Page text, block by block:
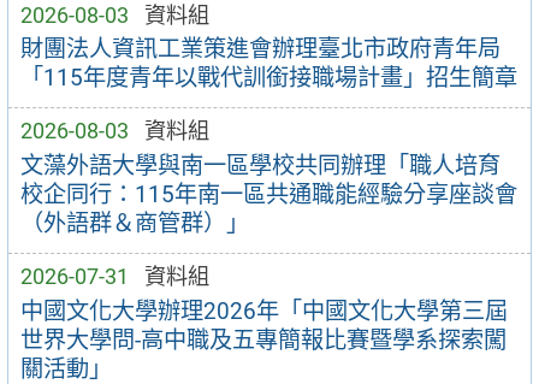
2026-08-03 資料組
財團法人資訊工業策進會辦理臺北市政府青年局
「115年度青年以戰代訓銜接職場計畫」招生簡章
2026-08-03 資料組
文藻外語大學與南一區學校共同辦理「職人培育
校企同行：115年南一區共通職能經驗分享座談會
（外語群＆商管群）」
2026-07-31 資料組
中國文化大學辦理2026年「中國文化大學第三屆
世界大學問-高中職及五專簡報比賽暨學系探索闖
關活動」